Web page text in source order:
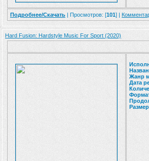
Подробнее/Скачать | Просмотров: [101] |
Hard Fusion: Hardstyle Music For Sport (2020)
Жанр
Дата